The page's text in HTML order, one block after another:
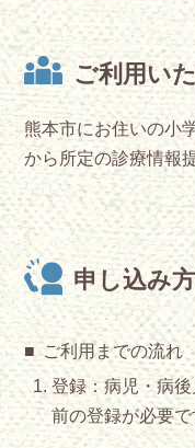
ご利用い
熊本市にお住いの小
から所定の診療情報
申し込み
ご利用までの流れ
登録：病児・病
前の登録が必要